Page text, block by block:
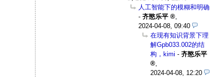
人工智能下的模糊和明确
-齐愍乐平
2024-04-08, 09:40
在现有知识背景下理
解Gpb033.002的结
构，kimi -齐愍乐平
2024-04-08, 12:20